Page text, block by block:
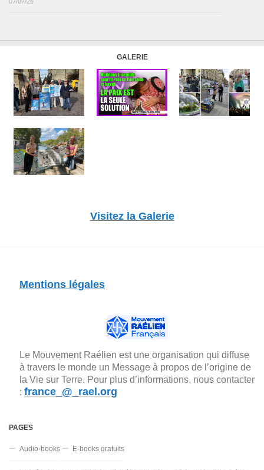
GALERIE
Visitez la Galerie
Mentions légales
Le Mouvement Raélien est une organisation qui diffuse
à travers le monde un Message à propos de l’origine de
la Vie sur Terre. Pour plus d’informations, nous contacter
: france_@_rael.org
PAGES
Audio-books E-books gratuits